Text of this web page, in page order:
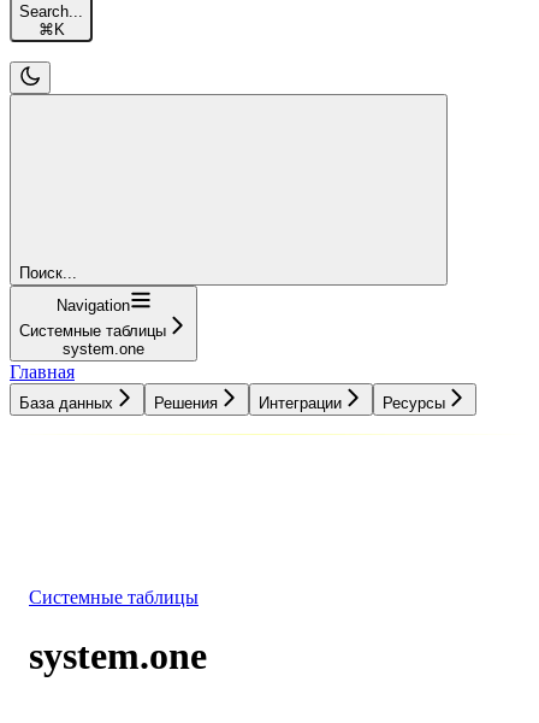
Search...
⌘K
Поиск...
Navigation
Системные таблицы
system.one
Главная
База данных Решения Интеграции Ресурсы
Системные таблицы
system.one